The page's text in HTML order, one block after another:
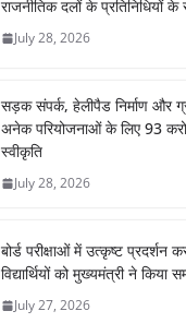
राजनीतिक दलों के प्रतिनिधियों
July 28, 2026
सड़क संपर्क, हेलीपैड निर्माण और
अनेक परियोजनाओं के लिए 93
स्वीकृति
July 28, 2026
बोर्ड परीक्षाओं में उत्कृष्ट प्रदर्शन
विद्यार्थियों को मुख्यमंत्री ने किया
July 27, 2026